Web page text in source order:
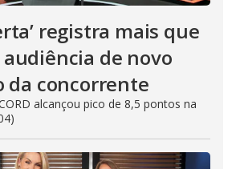
registra mais que
de novo
da concorrente
alcançou pico de 8,5 pontos na